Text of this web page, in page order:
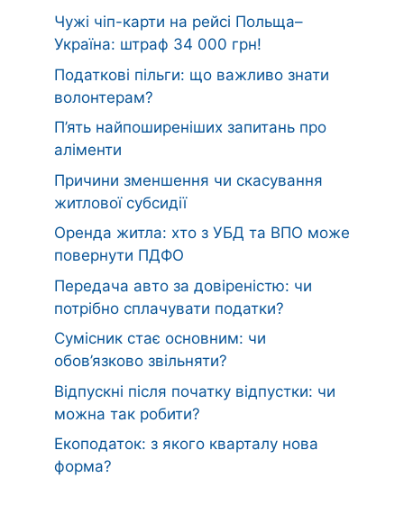
Чужі чіп-карти на рейсі Польща–
Україна: штраф 34 000 грн!
Податкові пільги: що важливо знати
волонтерам?
П’ять найпоширеніших запитань про
аліменти
Причини зменшення чи скасування
житлової субсидії
Оренда житла: хто з УБД та ВПО може
повернути ПДФО
Передача авто за довіреністю: чи
потрібно сплачувати податки?
Сумісник стає основним: чи
обов’язково звільняти?
Відпускні після початку відпустки: чи
можна так робити?
Екоподаток: з якого кварталу нова
форма?